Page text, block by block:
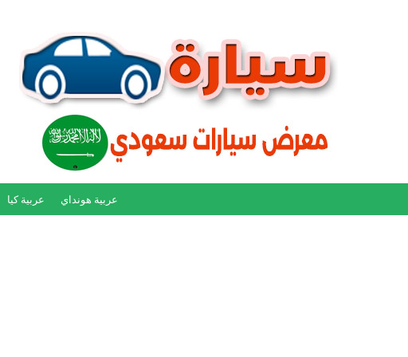
عربية كيا عربية هونداي